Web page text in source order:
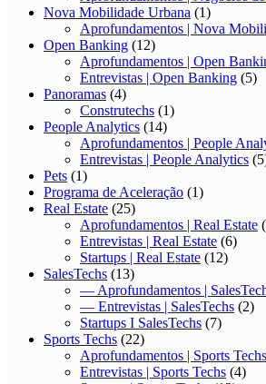
Nova Mobilidade Urbana (1)
Aprofundamentos | Nova
Open Banking (12)
Aprofundamentos | Open
Entrevistas | Open Banking (5)
Panoramas (4)
Construtechs (1)
People Analytics (14)
Aprofundamentos | People
Entrevistas | People Analytics
Pets (1)
Programa de Aceleração (1)
Real Estate (25)
Aprofundamentos | Real Estate
Entrevistas | Real Estate (6)
Startups | Real Estate (12)
SalesTechs (13)
— Aprofundamentos |
— Entrevistas | SalesTechs (2)
Startups I SalesTechs (7)
Sports Techs (22)
Aprofundamentos | Sports Techs
Entrevistas | Sports Techs (4)